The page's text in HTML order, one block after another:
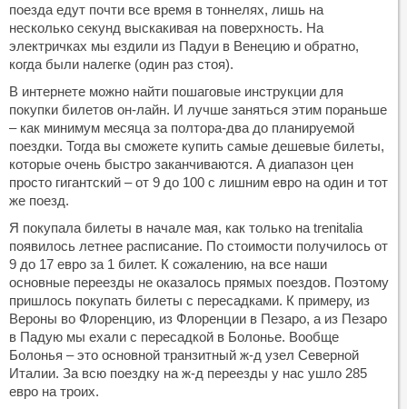
поезда едут почти все время в тоннелях, лишь на
несколько секунд выскакивая на поверхность. На
электричках мы ездили из Падуи в Венецию и обратно,
когда были налегке (один раз стоя).
В интернете можно найти пошаговые инструкции для
покупки билетов он-лайн. И лучше заняться этим пораньше
– как минимум месяца за полтора-два до планируемой
поездки. Тогда вы сможете купить самые дешевые билеты,
которые очень быстро заканчиваются. А диапазон цен
просто гигантский – от 9 до 100 с лишним евро на один и тот
же поезд.
Я покупала билеты в начале мая, как только на trenitalia
появилось летнее расписание. По стоимости получилось от
9 до 17 евро за 1 билет. К сожалению, на все наши
основные переезды не оказалось прямых поездов. Поэтому
пришлось покупать билеты с пересадками. К примеру, из
Вероны во Флоренцию, из Флоренции в Пезаро, а из Пезаро
в Падую мы ехали с пересадкой в Болонье. Вообще
Болонья – это основной транзитный ж-д узел Северной
Италии. За всю поездку на ж-д переезды у нас ушло 285
евро на троих.